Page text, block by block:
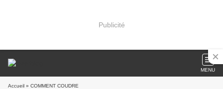
Publicité
MENU
Accueil » COMMENT COUDRE